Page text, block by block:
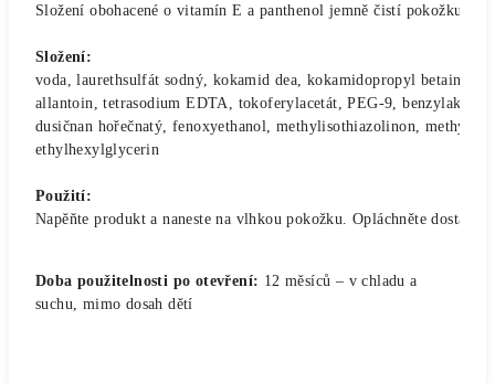
Složení obohacené o vitamín E a panthenol jemně čistí pokožku a
Složení:
voda, laurethsulfát sodný, kokamid dea, kokamidopropyl betain,
allantoin, tetrasodium EDTA, tokoferylacetát, PEG-9,
dusičnan hořečnatý, fenoxyethanol, methylisothiazolinon,
ethylhexylglycerin
Použití:
Napěňte produkt a naneste na vlhkou pokožku. Opláchněte
Doba použitelnosti po otevření: 12 měsíců – v chladu a
suchu, mimo dosah dětí